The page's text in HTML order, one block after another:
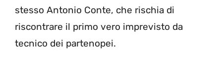
stesso Antonio Conte, che rischia di
riscontrare il primo vero imprevisto da
tecnico dei partenopei.